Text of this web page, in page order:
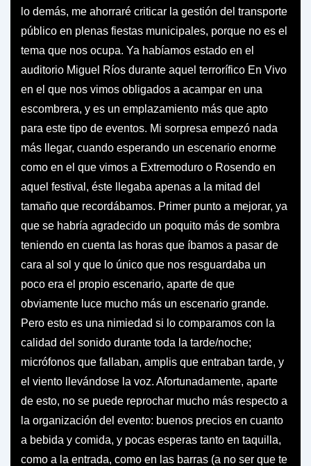
lo demás, me ahorraré criticar la gestión del transporte
público en plenas fiestas municipales, porque no es el
tema que nos ocupa. Ya habíamos estado en el
auditorio Miguel Ríos durante aquel terrorífico En Vivo
en el que nos vimos obligados a acampar en una
escombrera, y es un emplazamiento más que apto
para este tipo de eventos. Mi sorpresa empezó nada
más llegar, cuando esperando un escenario enorme
como en el que vimos a Extremoduro o Rosendo en
aquel festival, éste llegaba apenas a la mitad del
tamaño que recordábamos. Primer punto a mejorar, ya
que se habría agradecido un poquito más de sombra
teniendo en cuenta las horas que íbamos a pasar de
cara al sol y que lo único que nos resguardaba un
poco era el propio escenario, aparte de que
obviamente luce mucho más un escenario grande.
Pero esto es una nimiedad si lo comparamos con la
calidad del sonido durante toda la tarde/noche;
micrófonos que fallaban, amplis que entraban tarde, y
el viento llevándose la voz. Afortunadamente, aparte
de esto, no se puede reprochar mucho más respecto a
la organización del evento: buenos precios en cuanto
a bebida y comida, y pocas esperas tanto en taquilla,
como a la entrada, como en las barras (a no ser que te